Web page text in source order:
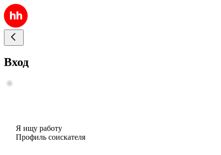
Вход
Я ищу работу
Профиль соискателя